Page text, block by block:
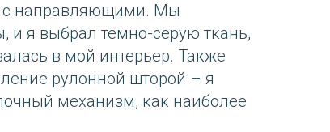
с направляющими. Мы
и я выбрал темно-серую ткань,
в мой интерьер. Также
рулонной шторой – я
механизм, как наиболее